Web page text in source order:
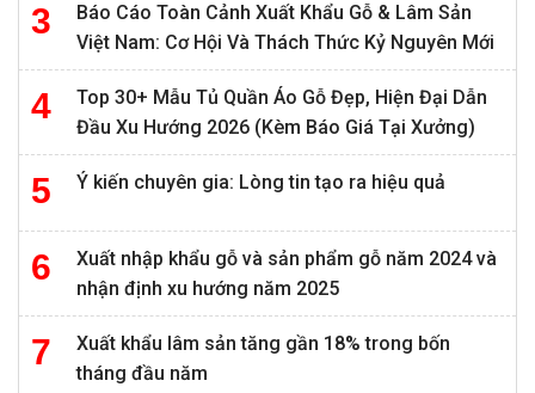
Báo Cáo Toàn Cảnh Xuất Khẩu Gỗ & Lâm Sản
Việt Nam: Cơ Hội Và Thách Thức Kỷ Nguyên Mới
Top 30+ Mẫu Tủ Quần Áo Gỗ Đẹp, Hiện Đại Dẫn
Đầu Xu Hướng 2026 (Kèm Báo Giá Tại Xưởng)
Ý kiến chuyên gia: Lòng tin tạo ra hiệu quả
Xuất nhập khẩu gỗ và sản phẩm gỗ năm 2024 và
nhận định xu hướng năm 2025
Xuất khẩu lâm sản tăng gần 18% trong bốn
tháng đầu năm